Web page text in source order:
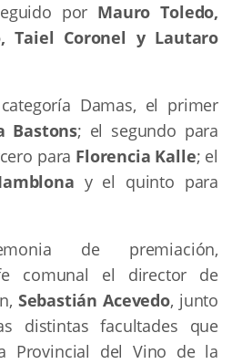
por Mauro Toledo,
Taiel Coronel y Lautaro
Damas, el primer
Bastons; el segundo para
para Florencia Kalle; el
y el quinto para
de premiación,
comunal el director de
Sebastián Acevedo, junto
distintas facultades que
Provincial del Vino de la